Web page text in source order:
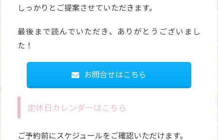
しっかりとご提案させていただきます。
最後まで読んでいただき、ありがとうございまし
た！
お問合せはこちら
定休日カレンダーはこちら
ご予約前にスケジュールをご確認いただけます。